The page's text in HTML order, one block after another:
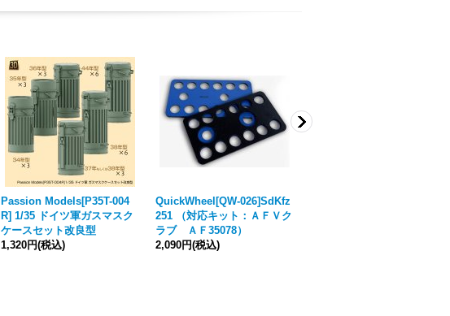
Passion Models[P35T-004
R] 1/35 ドイツ軍ガスマスク
ケースセット改良型
1,320円(税込)
QuickWheel[QW-026]SdKfz
251 （対応キット：ＡＦＶク
ラブ ＡＦ35078）
2,090円(税込)